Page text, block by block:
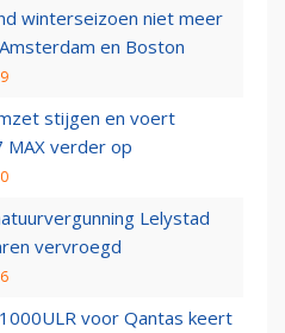
winterseizoen niet meer
en Boston
stijgen en voert
verder op
Lelystad
vervroegd
voor Qantas keert